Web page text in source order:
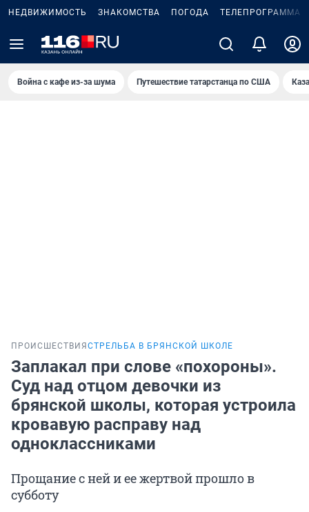
НЕДВИЖИМОСТЬ ЗНАКОМСТВА ПОГОДА ТЕЛЕПРОГРАММА
Война с кафе из-за шума Путешествие татарстанца по США
ПРОИСШЕСТВИЯ СТРЕЛЬБА В БРЯНСКОЙ ШКОЛЕ
Заплакал при слове «похороны».
Суд над отцом девочки из
брянской школы, которая устроила
кровавую расправу над
одноклассниками
Прощание с ней и ее жертвой прошло в
субботу